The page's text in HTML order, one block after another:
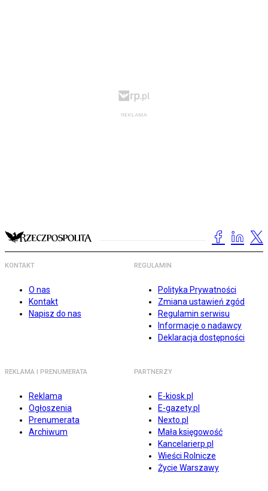
KONTAKT
O nas
Kontakt
Napisz do nas
REGULAMIN
Polityka Prywatności
Zmiana ustawień zgód
Regulamin serwisu
Informacje o nadawcy
Deklaracja dostępności
REKLAMA I PRENUMERATA
Reklama
Ogłoszenia
Prenumerata
Archiwum
PARTNERZY
E-kiosk.pl
E-gazety.pl
Nexto.pl
Mała księgowość
Kancelarierp.pl
Wieści Rolnicze
Życie Warszawy